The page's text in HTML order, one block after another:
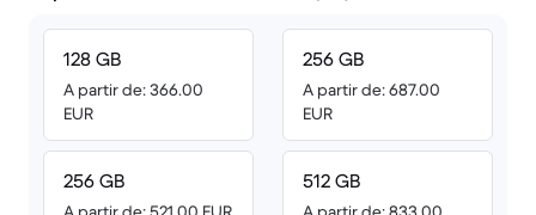
128 GB
A partir de: 366.00
EUR
256 GB
256 GB
A partir de: 687.00
EUR
512 GB